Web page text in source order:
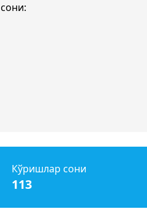
Кўришлар сони
113